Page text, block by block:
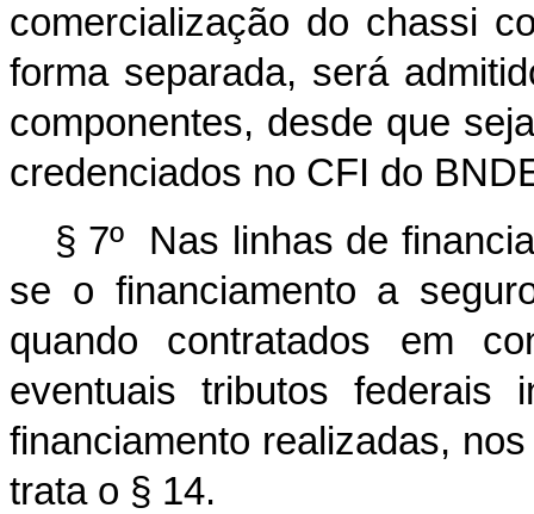
comercialização do chassi
forma separada, será
componentes, desde que
credenciados no CFI do
§ 7º Nas linhas de
se o financiamento a
quando contratados em
eventuais tributos federais
financiamento realizadas,
trata o § 14.